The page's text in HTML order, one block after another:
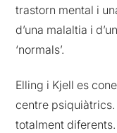
trastorn mental i
d’una malaltia i
‘normals’.
Elling i Kjell es
centre
totalment